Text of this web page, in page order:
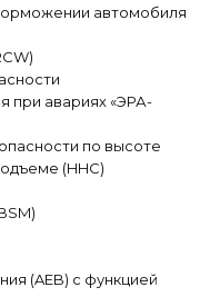
автомобиля
при авариях «ЭРА-
по высоте
(HHC)
(AEB) с функцией